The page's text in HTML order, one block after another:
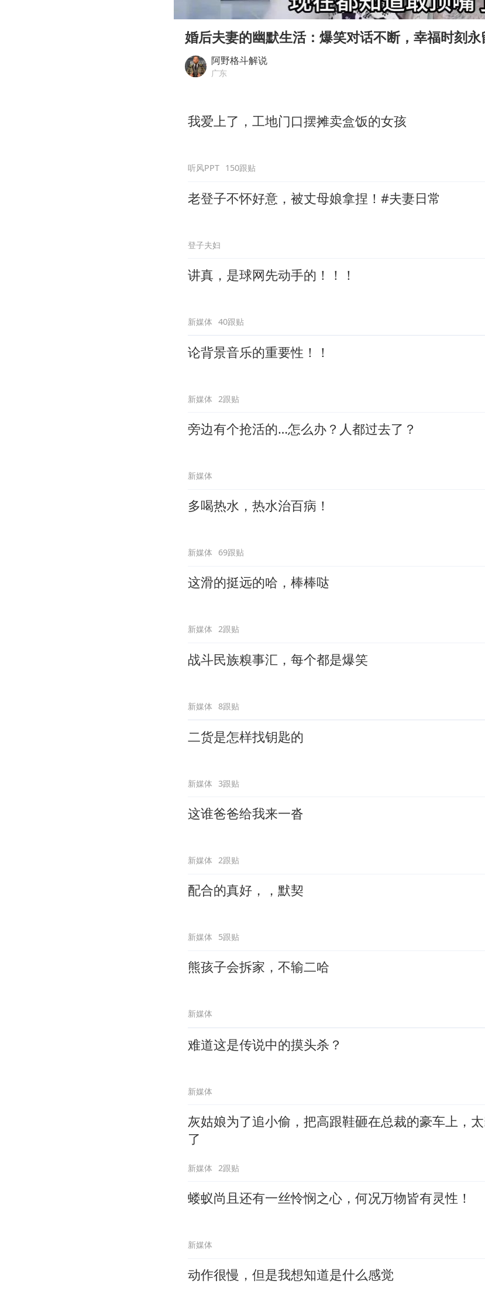
香港宏福苑火灾或由烟头引起
浙江台州《告全体市民书》
董璇小酒窝朵朵为佟丽娅庆生
00:00
婚后夫妻的幽默生活：爆笑对话不断，幸福时刻永
阿野格斗解说
广东
我爱上了，工地门口摆摊卖盒饭的女孩
听风PPT 150跟贴
老登子不怀好意，被丈母娘拿捏！#夫妻日常
登子夫妇
讲真，是球网先动手的！！！
新媒体 40跟贴
论背景音乐的重要性！！
新媒体 2跟贴
旁边有个抢活的…怎么办？人都过去了？
新媒体
多喝热水，热水治百病！
新媒体 69跟贴
这滑的挺远的哈，棒棒哒
新媒体 2跟贴
战斗民族糗事汇，每个都是爆笑
新媒体 8跟贴
二货是怎样找钥匙的
新媒体 3跟贴
这谁爸爸给我来一沓
新媒体 2跟贴
配合的真好，，默契
新媒体 5跟贴
熊孩子会拆家，不输二哈
新媒体
难道这是传说中的摸头杀？
新媒体
灰姑娘为了追小偷，把高跟鞋砸在总裁的豪车上，
了
新媒体 2跟贴
蝼蚁尚且还有一丝怜悯之心，何况万物皆有灵性！
新媒体
动作很慢，但是我想知道是什么感觉